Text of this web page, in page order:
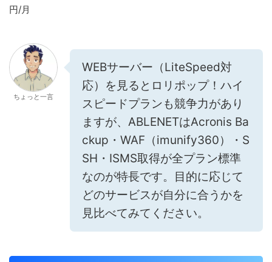
円/月
ちょっと一言
WEBサーバー（LiteSpeed対
応）を見るとロリポップ！ハイ
スピードプランも競争力があり
ますが、ABLENETはAcronis Ba
ckup・WAF（imunify360）・S
SH・ISMS取得が全プラン標準
なのが特長です。目的に応じて
どのサービスが自分に合うかを
見比べてみてください。